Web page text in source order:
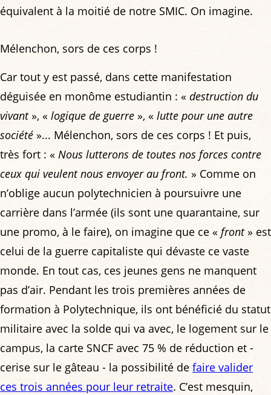
équivalent à la moitié de notre SMIC. On imagine.
Mélenchon, sors de ces corps !
Car tout y est passé, dans cette manifestation
déguisée en monôme estudiantin : « destruction du
vivant», « logique de guerre », « lutte pour une autre
société »... Mélenchon, sors de ces corps ! Et puis,
très fort : « Nous lutterons de toutes nos forces contre
ceux qui veulent nous envoyer au front. » Comme on
n’oblige aucun polytechnicien à poursuivre une
carrière dans l’armée (ils sont une quarantaine, sur
une promo, à le faire), on imagine que ce « front» est
celui de la guerre capitaliste qui dévaste ce vaste
monde. En tout cas, ces jeunes gens ne manquent
pas d’air. Pendant les trois premières années de
formation à Polytechnique, ils ont bénéficié du statut
militaire avec la solde qui va avec, le logement sur le
campus, la carte SNCF avec 75 % de réduction et -
cerise sur le gâteau - la possibilité de faire valider
ces trois années pour leur retraite. C’est mesquin,